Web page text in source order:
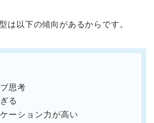
は以下の傾向があるからです。
思考
る
ーション力が高い